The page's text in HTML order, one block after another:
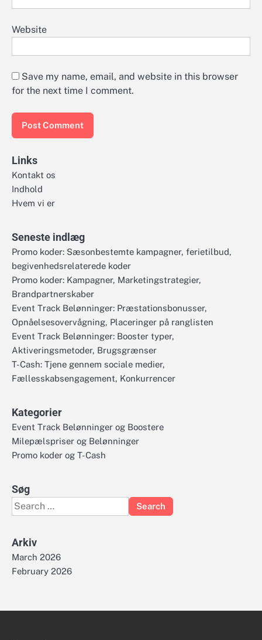
Website
Save my name, email, and website in this browser
for the next time I comment.
Links
Kontakt os
Indhold
Hvem vi er
Seneste indlæg
Promo koder: Sæsonbestemte kampagner, ferietilbud,
begivenhedsrelaterede koder
Promo koder: Kampagner, Marketingstrategier,
Brandpartnerskaber
Event Track Belønninger: Præstationsbonusser,
Opnåelsesovervågning, Placeringer på ranglisten
Event Track Belønninger: Booster typer,
Aktiveringsmetoder, Brugsgrænser
T-Cash: Tjene gennem sociale medier,
Fællesskabsengagement, Konkurrencer
Kategorier
Event Track Belønninger og Boostere
Milepælspriser og Belønninger
Promo koder og T-Cash
Søg
Search
for:
Arkiv
March 2026
February 2026